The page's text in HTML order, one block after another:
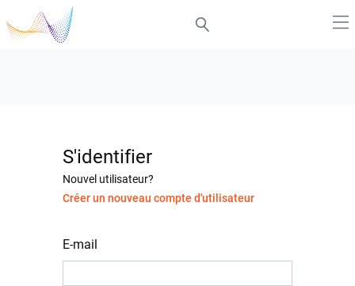
S'identifier
Nouvel utilisateur?
Créer un nouveau compte d'utilisateur
E-mail